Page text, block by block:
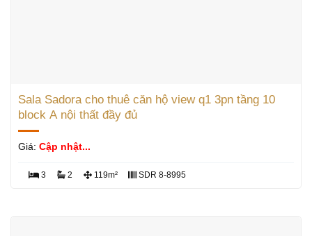
Sala Sadora cho thuê căn hộ view q1 3pn tầng 10
block A nội thất đầy đủ
Giá: Cập nhật...
3 2 119m² SDR 8-8995